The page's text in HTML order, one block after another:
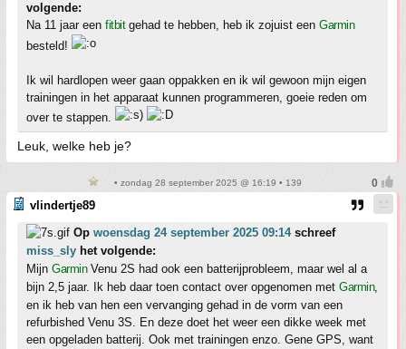
volgende:
Na 11 jaar een fitbitgehad te hebben, heb ik zojuist een Garmin
besteld!
Ik wil hardlopen weer gaan oppakken en ik wil gewoon mijn eigen
trainingen in het apparaat kunnen programmeren, goeie reden om
over te stappen.
Leuk, welke heb je?
• zondag 28 september 2025 @ 16:19 • 139
vlindertje89
Op woensdag 24 september 2025 09:14schreef
miss_sly het volgende:
Mijn GarminVenu 2S had ook een batterijprobleem, maar wel al a
bijn 2,5 jaar. Ik heb daar toen contact over opgenomen met Garmin,
en ik heb van hen een vervanging gehad in de vorm van een
refurbished Venu 3S. En deze doet het weer een dikke week met
een opgeladen batterij. Ook met trainingen enzo. Gene GPS, want